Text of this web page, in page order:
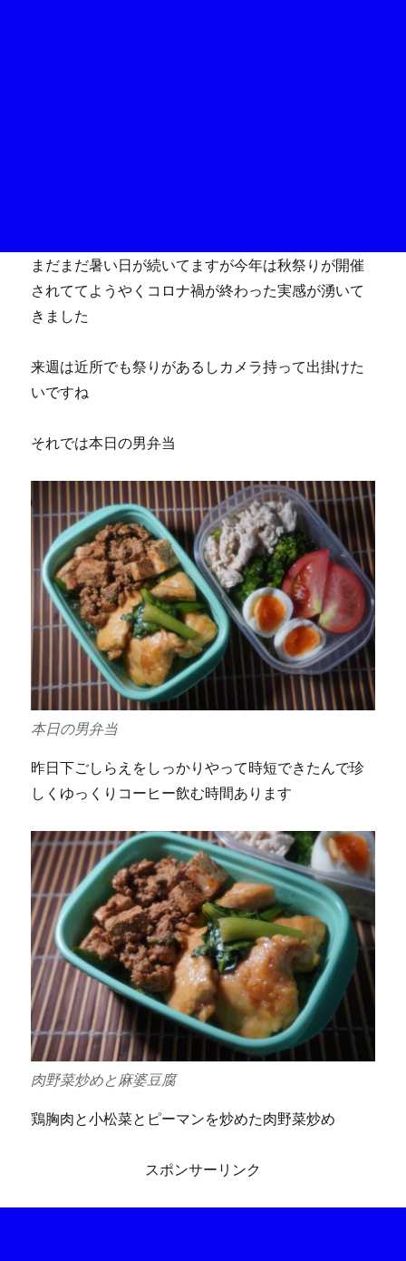
まだまだ暑い日が続いてますが今年は秋祭りが開催
されててようやくコロナ禍が終わった実感が湧いて
きました
来週は近所でも祭りがあるしカメラ持って出掛けた
いですね
それでは本日の男弁当
本日の男弁当
昨日下ごしらえをしっかりやって時短できたんで珍
しくゆっくりコーヒー飲む時間あります
肉野菜炒めと麻婆豆腐
鶏胸肉と小松菜とピーマンを炒めた肉野菜炒め
スポンサーリンク